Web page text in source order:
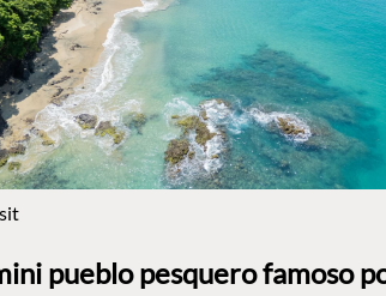
pueblo pesquero famoso